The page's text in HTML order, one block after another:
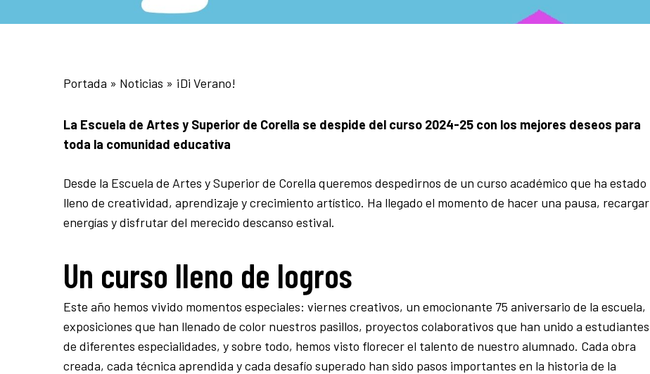
Portada » Noticias » ¡Di Verano!
La Escuela de Artes y Superior de Corella se despide del curso 2024-25 con los mejores deseos para
toda la comunidad educativa
Desde la Escuela de Artes y Superior de Corella queremos despedirnos de un curso académico que ha estado
lleno de creatividad, aprendizaje y crecimiento artístico. Ha llegado el momento de hacer una pausa, recargar
energías y disfrutar del merecido descanso estival.
Un curso lleno de logros
Este año hemos vivido momentos especiales: viernes creativos, un emocionante 75 aniversario de la escuela,
exposiciones que han llenado de color nuestros pasillos, proyectos colaborativos que han unido a estudiantes
de diferentes especialidades, y sobre todo, hemos visto florecer el talento de nuestro alumnado. Cada obra
creada, cada técnica aprendida y cada desafío superado han sido pasos importantes en la historia de la